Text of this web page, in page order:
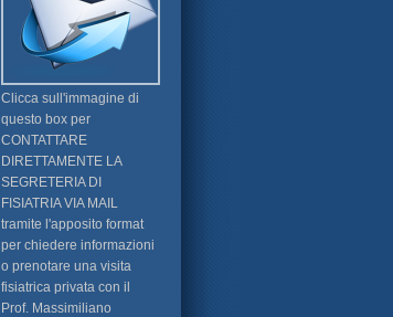
Clicca sull'immagine di
questo box per
CONTATTARE
DIRETTAMENTE LA
SEGRETERIA DI
FISIATRIA VIA MAIL
tramite l'apposito format
per chiedere informazioni
o prenotare una visita
fisiatrica privata con il
Prof. Massimiliano